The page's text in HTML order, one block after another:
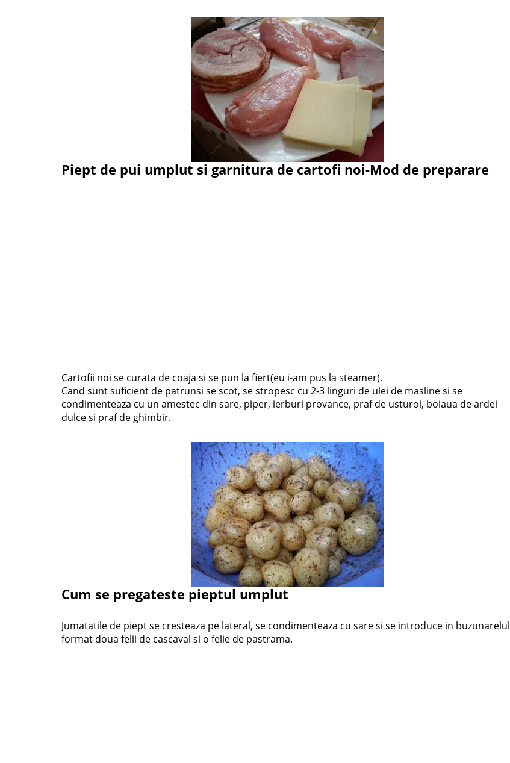
Piept de pui umplut si garnitura de cartofi noi-Mod de preparare
Cartofii noi se curata de coaja si se pun la fiert(eu i-am pus la steamer).
Cand sunt suficient de patrunsi se scot, se stropesc cu 2-3 linguri de ulei de masline si se
condimenteaza cu un amestec din sare, piper, ierburi provance, praf de usturoi, boiaua de ardei
dulce si praf de ghimbir.
Cum se pregateste pieptul umplut
Jumatatile de piept se cresteaza pe lateral, se condimenteaza cu sare si se introduce in buzunarelul
format doua felii de cascaval si o felie de pastrama.